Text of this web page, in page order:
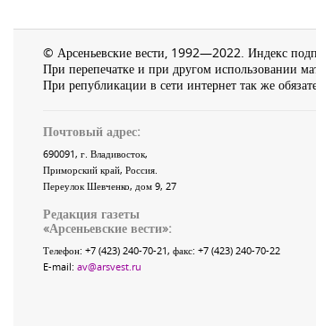
© Арсеньевские вести, 1992—2022. Индекс
При перепечатке и при другом использовании
При републикации в сети интернет так же
Почтовый адрес:
690091, г. Владивосток,
Приморский край, Россия.
Переулок Шевченко, дом 9, 27
Редакция газеты
«Арсеньевские вести»:
Телефон: +7 (423) 240-70-21, факс: +7 (423) 240-70-22
E-mail: av@arsvest.ru